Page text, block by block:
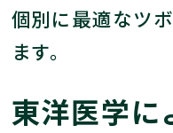
個別に最適なツ
ます。
東洋医学に